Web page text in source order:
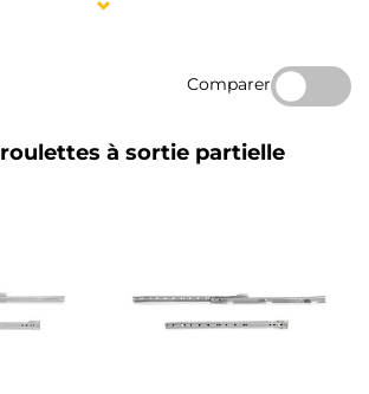
Comparer
à sortie partielle